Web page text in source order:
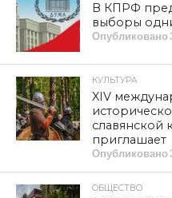
В КПРФ
выборы
Опубликовано
КУЛЬТУРА
XIV
славянской
приглашает
Опубликовано
ОБЩЕСТВО